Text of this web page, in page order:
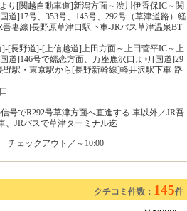
り[関越自動車道]新潟方面～渋川伊香保IC～関
道]17号、353号、145号、292号（草津道路）経
吾妻線]長野原草津口駅下車-JRバス草津温泉BT
[長野道]-[上信越道]上田方面～上田菅平IC～上
道]146号で嬬恋方面、万座鹿沢口より[国道]29
野駅・東京駅から[長野新幹線]軽井沢駅下車-路
号でR292号草津方面へ直進する 車以外／JR吾
、JRバスで草津ターミナル迄
チェックアウト／～10:00
クチコミ件数： 145件